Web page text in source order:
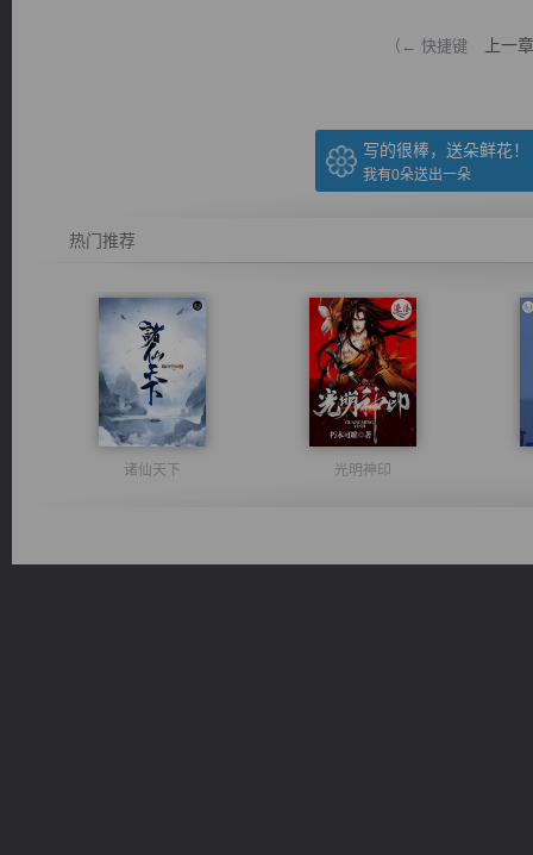
（← 快捷键 上一章
写的很棒，送朵鲜花！
我有0朵送出一朵
热门推荐
诸仙天下 光明神印